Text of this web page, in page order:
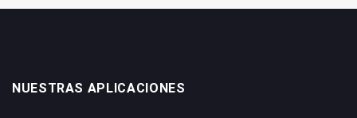
NUESTRAS APLICACIONES